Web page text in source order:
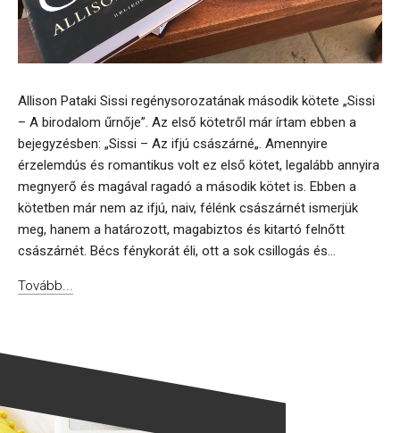
Allison Pataki Sissi regénysorozatának második kötete „Sissi
– A birodalom űrnője”. Az első kötetről már írtam ebben a
bejegyzésben: „Sissi – Az ifjú császárné„. Amennyire
érzelemdús és romantikus volt ez első kötet, legalább annyira
megnyerő és magával ragadó a második kötet is. Ebben a
kötetben már nem az ifjú, naiv, félénk császárnét ismerjük
meg, hanem a határozott, magabiztos és kitartó felnőtt
császárnét. Bécs fénykorát éli, ott a sok csillogás és...
Tovább...